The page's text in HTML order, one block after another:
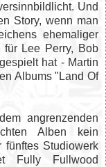
Und
Story, wenn man
ehemaliger
für Lee Perry, Bob
hat - Martin
Albums "Land Of
angrenzenden
Alben kein
fünftes Studiowerk
Fully Fullwood